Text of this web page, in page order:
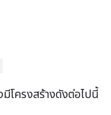
มีโครงสร้างดังต่อไปนี้